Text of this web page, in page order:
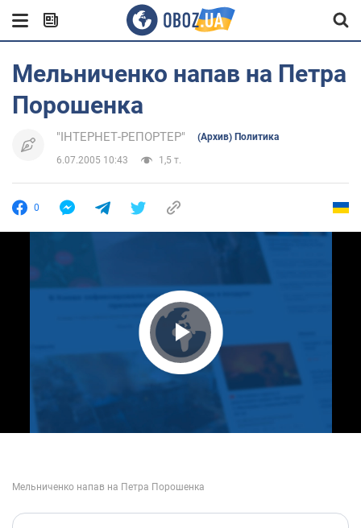
Мельниченко напав на Петра
Порошенка
"ІНТЕРНЕТ-РЕПОРТЕР" (Архив) Политика
6.07.2005 10:43 1,5 т.
0
Play Video